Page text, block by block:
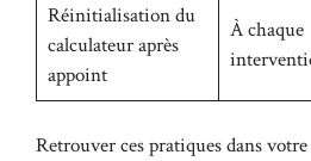
Réinitialisation du
calculateur après
appoint
À chaque
Retrouver ces pratiques dans